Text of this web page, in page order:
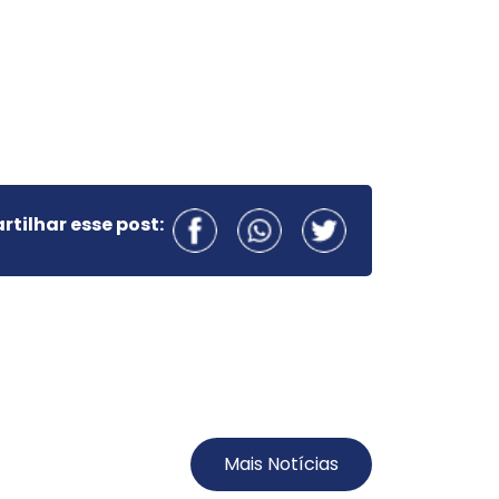
esse post:
Mais Notícias